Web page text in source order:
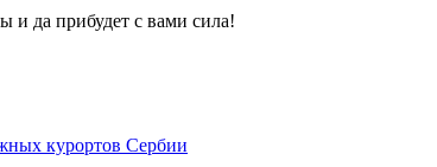
и да прибудет с вами сила!
курортов Сербии